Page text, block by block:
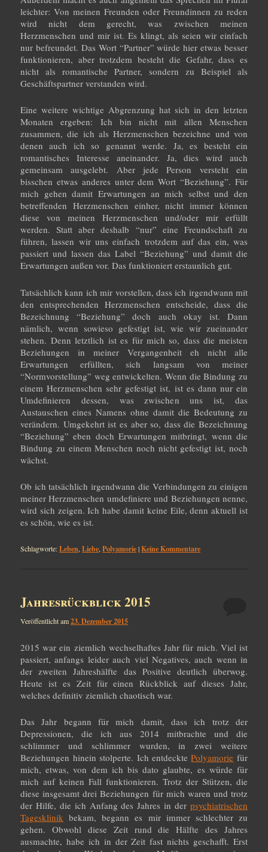
leichter: Von meinen Freunden oder Freundinnen zu reden
wird nicht dem gerecht, was zwischen meinen
Herzmenschen und mir ist. Es klingt, als seien wir einfach
nur befreundet. Das Wort “Partner” würde hier etwas besser
funktionieren, aber trotzdem besteht die Gefahr, dass es
nicht als romantische Partner, sondern zu Beispiel als
Geschäftspartner verstanden wird.
Eine weitere wichtige Abgrenzung hat sich in den letzten
Monaten ergeben: Ich bin nicht mit allen Menschen
zusammen, die ich als Herzmenschen bezeichne und von
denen auch ich so genannt werde. Ja, es besteht ein
romantisches Interesse aneinander. Ja, dies wird auch
gemeinsam ausgelebt. Aber jede Person versteht ein
bisschen etwas anderes unter dem Wort “Beziehung”. Für
mich gehen damit Erwartungen an mich selbst und den
betreffenden Herzmenschen einher, nicht immer können
diese von meinen Herzmenschen und/oder mir erfüllt
werden. Statt aber deshalb “nur” eine Freundschaft zu
führen, lassen wir uns einfach trotzdem auf das ein, was
passiert und lassen das Label “Beziehung” und damit die
Erwartungen außen vor. Das funktioniert erstaunlich gut.
Tatsächlich kann ich mir vorstellen, dass ich irgendwann mit
den entsprechenden Herzmenschen entscheide, dass die
Bezeichnung “Beziehung” doch auch okay ist. Dann
nämlich, wenn sowieso gefestigt ist, wie wir zueinander
stehen. Denn letztlich ist es für mich so, dass die meisten
Beziehungen in meiner Vergangenheit eh nicht alle
Erwartungen erfüllten, sich langsam von meiner
“Normvorstellung” weg entwickelten. Wenn die Bindung zu
einem Herzmenschen sehr gefestigt ist, ist es dann nur ein
Umdefinieren dessen, was zwischen uns ist, das
Austauschen eines Namens ohne damit die Bedeutung zu
verändern. Umgekehrt ist es aber so, dass die Bezeichnung
“Beziehung” eben doch Erwartungen mitbringt, wenn die
Bindung zu einem Menschen noch nicht gefestigt ist, noch
wächst.
Ob ich tatsächlich irgendwann die Verbindungen zu einigen
meiner Herzmenschen umdefiniere und Beziehungen nenne,
wird sich zeigen. Ich habe damit keine Eile, denn aktuell ist
es schön, wie es ist.
Schlagworte:Leben,Liebe,Polyamorie|Keine Kommentare
Jahresrückblick 2015
Veröffentlicht am23. Dezember 2015
2015 war ein ziemlich wechselhaftes Jahr für mich. Viel ist
passiert, anfangs leider auch viel Negatives, auch wenn in
der zweiten Jahreshälfte das Positive deutlich überwog.
Heute ist es Zeit für einen Rückblick auf dieses Jahr,
welches definitiv ziemlich chaotisch war.
Das Jahr begann für mich damit, dass ich trotz der
Depressionen, die ich aus 2014 mitbrachte und die
schlimmer und schlimmer wurden, in zwei weitere
Beziehungen hinein stolperte. Ich entdecktePolyamorie für
mich, etwas, von dem ich bis dato glaubte, es würde für
mich auf keinen Fall funktionieren. Trotz der Stützen, die
diese insgesamt drei Beziehungen für mich waren und trotz
der Hilfe, die ich Anfang des Jahres in der psychiatrischen
Tagesklinik bekam, begann es mir immer schlechter zu
gehen. Obwohl diese Zeit rund die Hälfte des Jahres
ausmachte, habe ich in der Zeit fast nichts geschafft. Erst